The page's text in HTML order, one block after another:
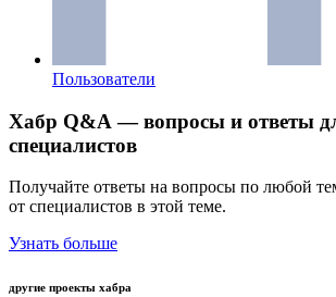
Пользователи
Хабр Q&A — вопросы и ответы
специалистов
Получайте ответы на вопросы по любой
от специалистов в этой теме.
Узнать больше
другие проекты хабра